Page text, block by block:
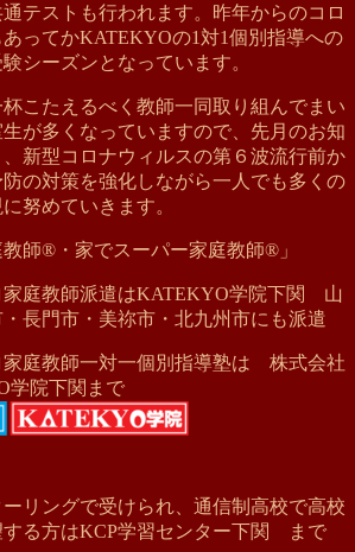
テストも行われます。昨年からのコロ
ってかKATEKYOの1対1個別指導への
シーズンとなっています。
こたえるべく教師一同取り組んでまい
が多くなっていますので、先月のお知
新型コロナウィルスの第６波流行前か
の対策を強化しながら一人でも多くの
努めていきます。
教師®・家でスーパー家庭教師®」
家庭教師派遣はKATEKYO学院下関 山
長門市・美祢市・北九州市にも派遣
家庭教師一対一個別指導塾は 株式会社
院下関まで
リングで受けられ、通信制高校で高校
する方はKCP学習センター下関 まで